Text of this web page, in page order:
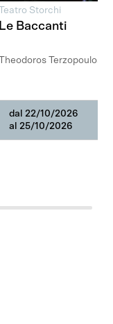
Teatro Storchi
Le Baccanti
Theodoros Terzopoulos
dal 22/10/2026
al 25/10/2026